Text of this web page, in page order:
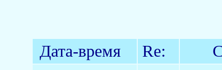
Дата-время Re: